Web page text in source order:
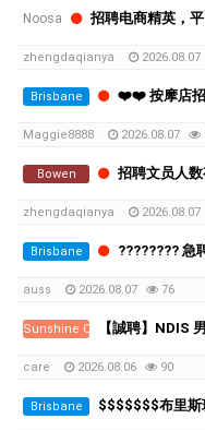
Noosa 招聘电商精英，
zhengdaqianya 2026.08.07
Brisbane ❤️❤️ 按摩店
Maggie8888 2026.08.07
Bowen 招聘文员人
zhengdaqianya 2026.08.07
Brisbane ???????? 急聘
auss 2026.08.07 76
Sunshine Coast【誠聘】NDIS 男性
care 2026.08.06 90
Brisbane $$$$$$$布里斯